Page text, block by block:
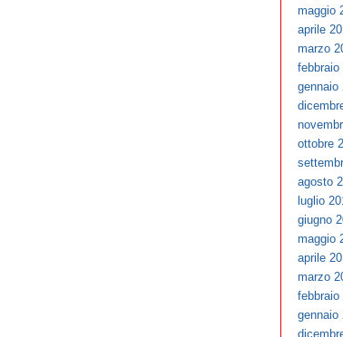
maggio
aprile
marzo
febbraio
gennaio
ottobre
agosto
luglio
giugno
maggio
aprile
marzo
febbraio
gennaio